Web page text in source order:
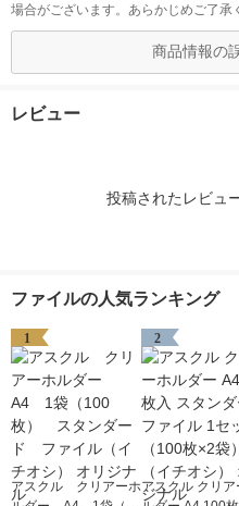
場合がございます。あらかじめご了承
商品情報の
レビュー
投稿されたレビュ
ファイルの人気ランキング
1
アスクル クリアーホ
2
アスクル クリア